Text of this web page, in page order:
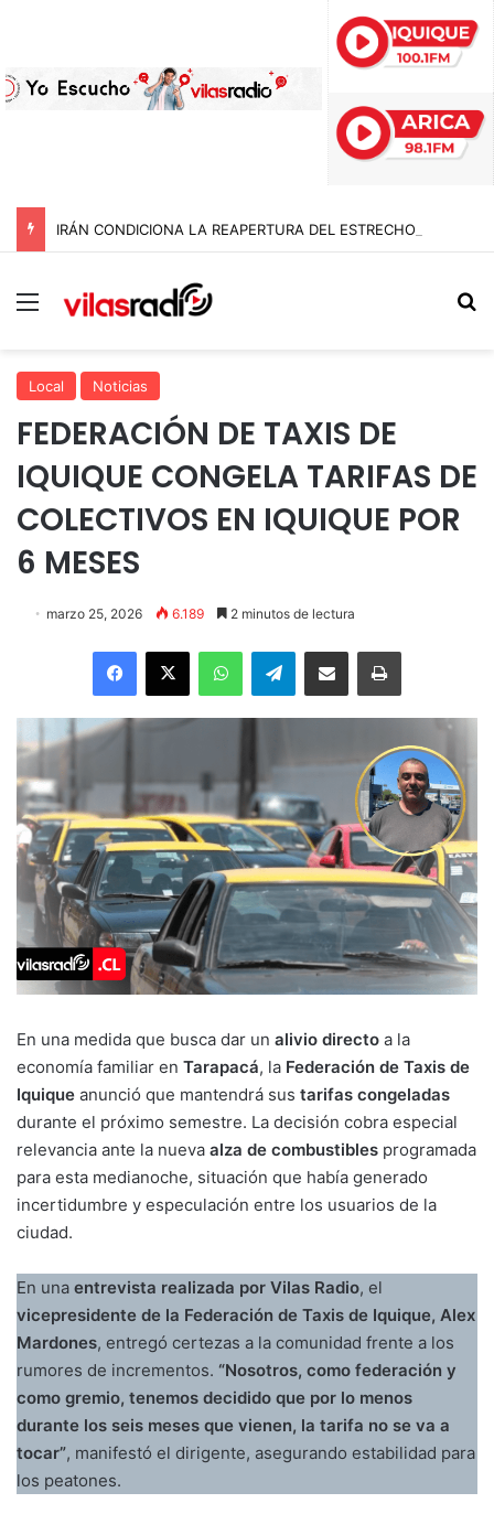
Menú
Local Noticias
FEDERACIÓN DE TAXIS DE
IQUIQUE CONGELA TARIFAS DE
COLECTIVOS EN IQUIQUE POR
6 MESES
marzo 25, 2026 6.189 2 minutos de lectura
Facebook
X WhatsAppTelegramEnviar vía email Imprimir
En una medida que busca dar un alivio directo a la
economía familiar en Tarapacá, la Federación de Taxis de
Iquique anunció que mantendrá sus tarifas congeladas
durante el próximo semestre. La decisión cobra especial
relevancia ante la nueva alza de combustibles programada
para esta medianoche, situación que había generado
incertidumbre y especulación entre los usuarios de la
ciudad.
En una entrevista realizada por Vilas Radio, el
vicepresidente de la Federación de Taxis de Iquique, Alex
Mardones, entregó certezas a la comunidad frente a los
rumores de incrementos. “Nosotros, como federación y
como gremio, tenemos decidido que por lo menos
durante los seis meses que vienen, la tarifa no se va a
tocar”, manifestó el dirigente, asegurando estabilidad para
los peatones.